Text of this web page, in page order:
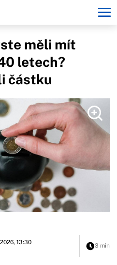
měli mít
letech?
částku
13:30
3 min